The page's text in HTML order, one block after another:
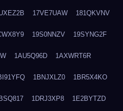
17VE7UAW 181QKVNV
19S0NNZV 19SYNG2F
1AU5Q96D 1AXWRT6R
1BNJXLZ0 1BR5X4KO
1DRJ3XP8 1E2BYTZD